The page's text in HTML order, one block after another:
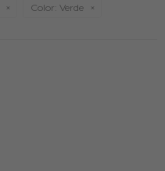
Color: Verde